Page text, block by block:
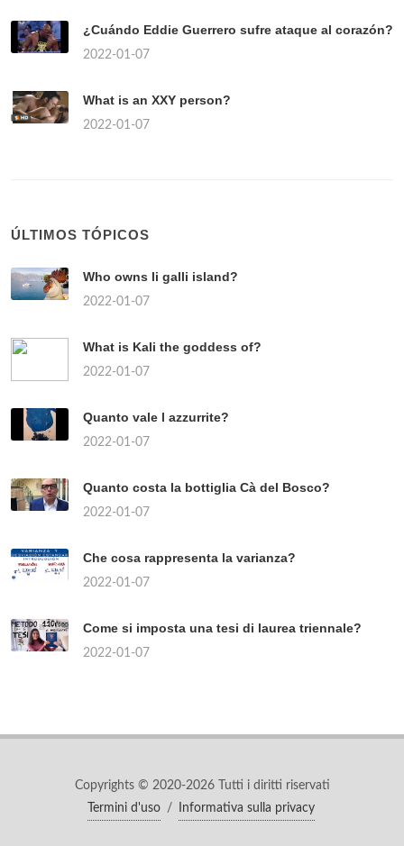
¿Cuándo Eddie Guerrero sufre ataque al corazón?
2022-01-07
What is an XXY person?
2022-01-07
ÚLTIMOS TÓPICOS
Who owns li galli island?
2022-01-07
What is Kali the goddess of?
2022-01-07
Quanto vale l azzurrite?
2022-01-07
Quanto costa la bottiglia Cà del Bosco?
2022-01-07
Che cosa rappresenta la varianza?
2022-01-07
Come si imposta una tesi di laurea triennale?
2022-01-07
Copyrights © 2020-2026 Tutti i diritti riservati
Termini d'uso
/ Informativa sulla privacy